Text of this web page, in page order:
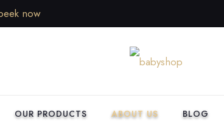
now
OUR PRODUCTS ABOUT US BLOG